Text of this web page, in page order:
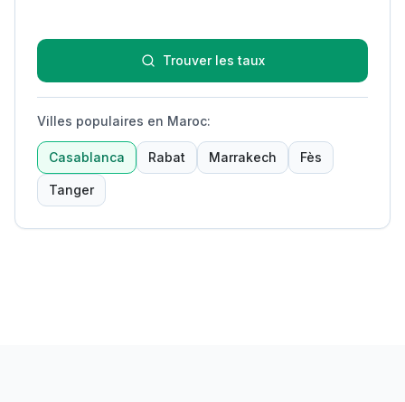
Trouver les taux
Villes populaires en Maroc:
Casablanca Rabat Marrakech Fès
Tanger